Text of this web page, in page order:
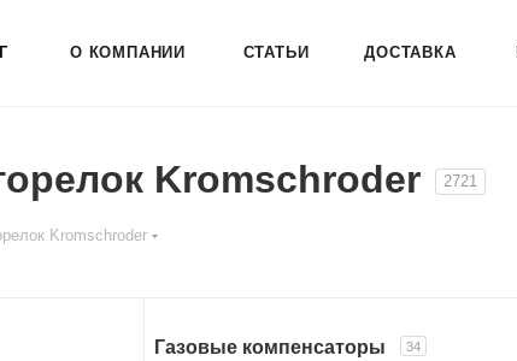
О КОМПАНИИ СТАТЬИ ДОСТАВКА
Kromschroder 2721
Kromschroder
Газовые компенсаторы 34